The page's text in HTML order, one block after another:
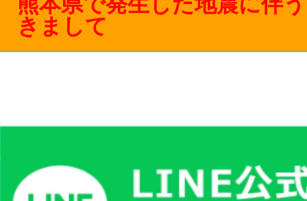
きまして